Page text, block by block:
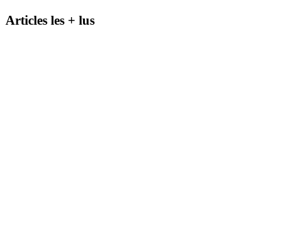
Articles les + lus